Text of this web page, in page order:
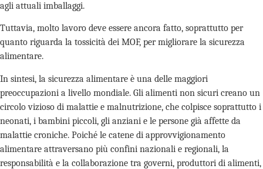
agli attuali imballaggi.
Tuttavia, molto lavoro deve essere ancora fatto, soprattutto per
quanto riguarda la tossicità dei MOF, per migliorare la sicurezza
alimentare.
In sintesi, la sicurezza alimentare è una delle maggiori
preoccupazioni a livello mondiale. Gli alimenti non sicuri creano un
circolo vizioso di malattie e malnutrizione, che colpisce soprattutto i
neonati, i bambini piccoli, gli anziani e le persone già affette da
malattie croniche. Poiché le catene di approvvigionamento
alimentare attraversano più confini nazionali e regionali, la
responsabilità e la collaborazione tra governi, produttori di alimenti,